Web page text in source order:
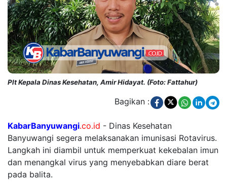
Plt Kepala Dinas Kesehatan, Amir Hidayat. (Foto: Fattahur)
Bagikan :
KabarBanyuwangi.co.id - Dinas Kesehatan
Banyuwangi segera melaksanakan imunisasi Rotavirus.
Langkah ini diambil untuk memperkuat kekebalan imun
dan menangkal virus yang menyebabkan diare berat
pada balita.